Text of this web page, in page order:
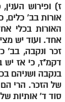
תלמוד עשר הספירות
תלמוד עשר הספירות
תלמוד עשר הספירות
תלמוד עשר הספירות
תלמוד עשר הספירות
ז) ופירוש
אורות בב' כלים,
האורות בכלי
אחד. ועוד יש
זכר ונקבה, בב'
דקמ"ז, כי אז יש
בנקבה ושניהם
של הזכר. הרי הם
סוד ד' אותיות